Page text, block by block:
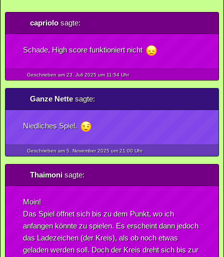
capriolosagte:
Schade, High score funktioniert nicht
Geschrieben am 23. Juli2025um 11:54 Uhr
Ganze Nettesagte:
Niedliches Spiel.
Geschrieben am 5. November2025um 21:00 Uhr
Thaimonisagte:
Moin!
Das Spiel öffnet sich bis zu dem Punkt, wo ich
anfangen könnte zu spielen. Es erscheint dann jedoch
das Ladezeichen (der Kreis), als ob noch etwas
geladen werden soll. Doch der Kreis dreht sich bis zur